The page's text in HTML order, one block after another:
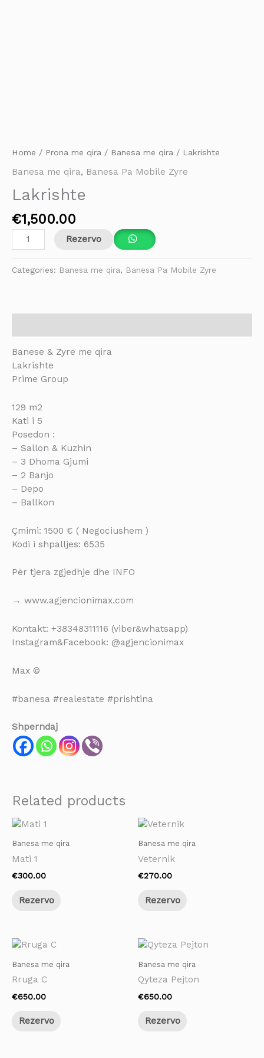
Home / Prona me qira / Banesa me qira / Lakrishte
Banesa me qira, Banesa Pa Mobile Zyre
Lakrishte
€1,500.00
Rezervo
Categories: Banesa me qira, Banesa Pa Mobile Zyre
Banese & Zyre me qira
Lakrishte
Prime Group
129 m2
Kati i 5
Posedon :
– Sallon & Kuzhin
– 3 Dhoma Gjumi
– 2 Banjo
– Depo
– Ballkon
Çmimi: 1500 € ( Negociushem )
Kodi i shpalljes: 6535
Për tjera zgjedhje dhe INFO
→ www.agjencionimax.com
Kontakt: +38348311116 (viber&whatsapp)
Instagram&Facebook: @agjencionimax
Max ©
#banesa #realestate #prishtina
Shperndaj
Related products
Banesa me qira
Mati 1
€300.00
Rezervo
Banesa me qira
Veternik
€270.00
Rezervo
Banesa me qira
Rruga C
€650.00
Rezervo
Banesa me qira
Qyteza Pejton
€650.00
Rezervo